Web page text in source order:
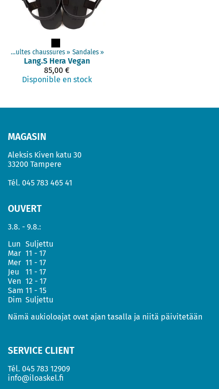
Adultes chaussures ‪» Sandales ‪»
Lang.S Hera Vegan
85,00 €
Disponible en stock
MAGASIN
Aleksis Kiven katu 30
33200 Tampere
Tél. 045 783 465 41
OUVERT
3.8. - 9.8.:
Lun Suljettu
Mar 11 - 17
Mer 11 - 17
Jeu
11 - 17
Ven 12 - 17
Sam 11 - 15
Dim Suljettu
Nämä aukioloajat ovat ajan tasalla ja niitä päivitetään
SERVICE CLIENT
Tél. 045 783 12909
info@iloaskel.fi